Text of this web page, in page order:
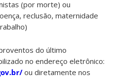
(por morte) ou
reclusão, maternidade
do último
no endereço eletrônico:
ou diretamente nos